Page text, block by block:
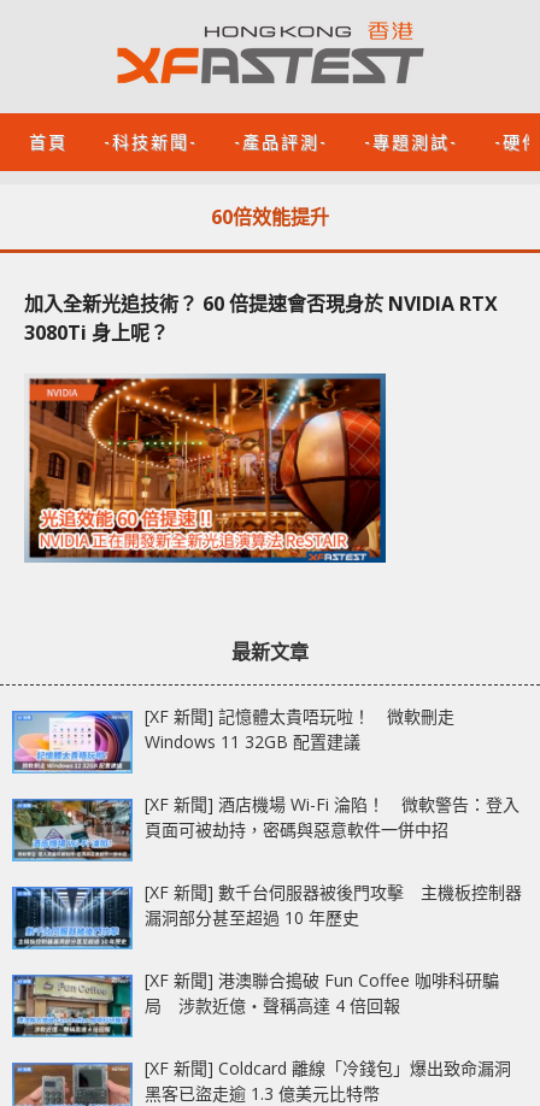
首頁 -科技新聞- -產品評測- -專題測試- -硬
60倍效能提升
加入全新光追技術？ 60 倍提速會否現身於 NVIDIA RTX
3080Ti 身上呢？
最新文章
[XF 新聞] 記憶體太貴唔玩啦！ 微軟刪走
Windows 11 32GB 配置建議
[XF 新聞] 酒店機場 Wi-Fi 淪陷！ 微軟警告：登入
頁面可被劫持，密碼與惡意軟件一併中招
[XF 新聞] 數千台伺服器被後門攻擊 主機板控制器
漏洞部分甚至超過 10 年歷史
[XF 新聞] 港澳聯合搗破 Fun Coffee 咖啡科研騙
局 涉款近億‧聲稱高達 4 倍回報
[XF 新聞] Coldcard 離線「冷錢包」爆出致命漏洞
黑客已盜走逾 1.3 億美元比特幣